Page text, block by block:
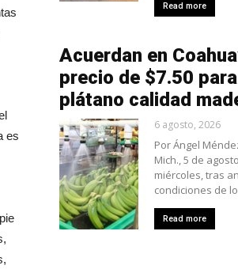
es
Read more
Acuerdan en
precio de $7.50 para
plátano calidad
6 agosto, 2026
Por Ángel
Mich., 5 de
miércoles, tras
condiciones de
Read more